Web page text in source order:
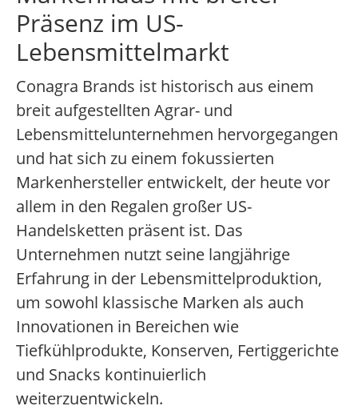
Präsenz im US-
Lebensmittelmarkt
Conagra Brands ist historisch aus einem
breit aufgestellten Agrar- und
Lebensmittelunternehmen hervorgegangen
und hat sich zu einem fokussierten
Markenhersteller entwickelt, der heute vor
allem in den Regalen großer US-
Handelsketten präsent ist. Das
Unternehmen nutzt seine langjährige
Erfahrung in der Lebensmittelproduktion,
um sowohl klassische Marken als auch
Innovationen in Bereichen wie
Tiefkühlprodukte, Konserven, Fertiggerichte
und Snacks kontinuierlich
weiterzuentwickeln.